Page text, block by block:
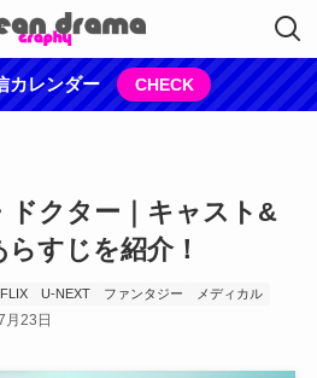
カレンダー CHECK
ドクター｜キャスト&
すじを紹介！
U-NEXT ファンタジー メディカル
月23日